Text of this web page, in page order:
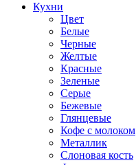
Кухни
Цвет
Белые
Черные
Желтые
Красные
Зеленые
Серые
Бежевые
Глянцевые
Кофе с молоком
Металлик
Слоновая кость